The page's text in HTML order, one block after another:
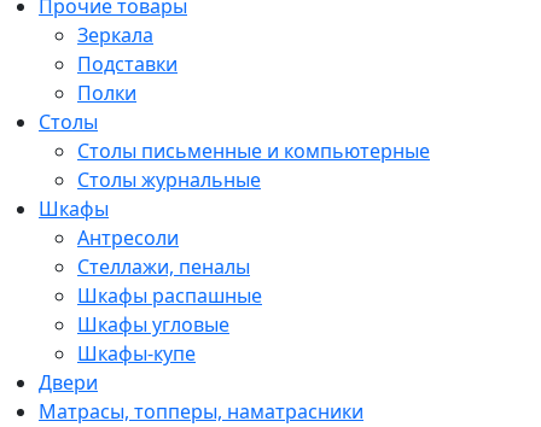
Прочие товары
Зеркала
Подставки
Полки
Столы
Столы письменные и компьютерные
Столы журнальные
Шкафы
Антресоли
Стеллажи, пеналы
Шкафы распашные
Шкафы угловые
Шкафы-купе
Двери
Матрасы, топперы, наматрасники